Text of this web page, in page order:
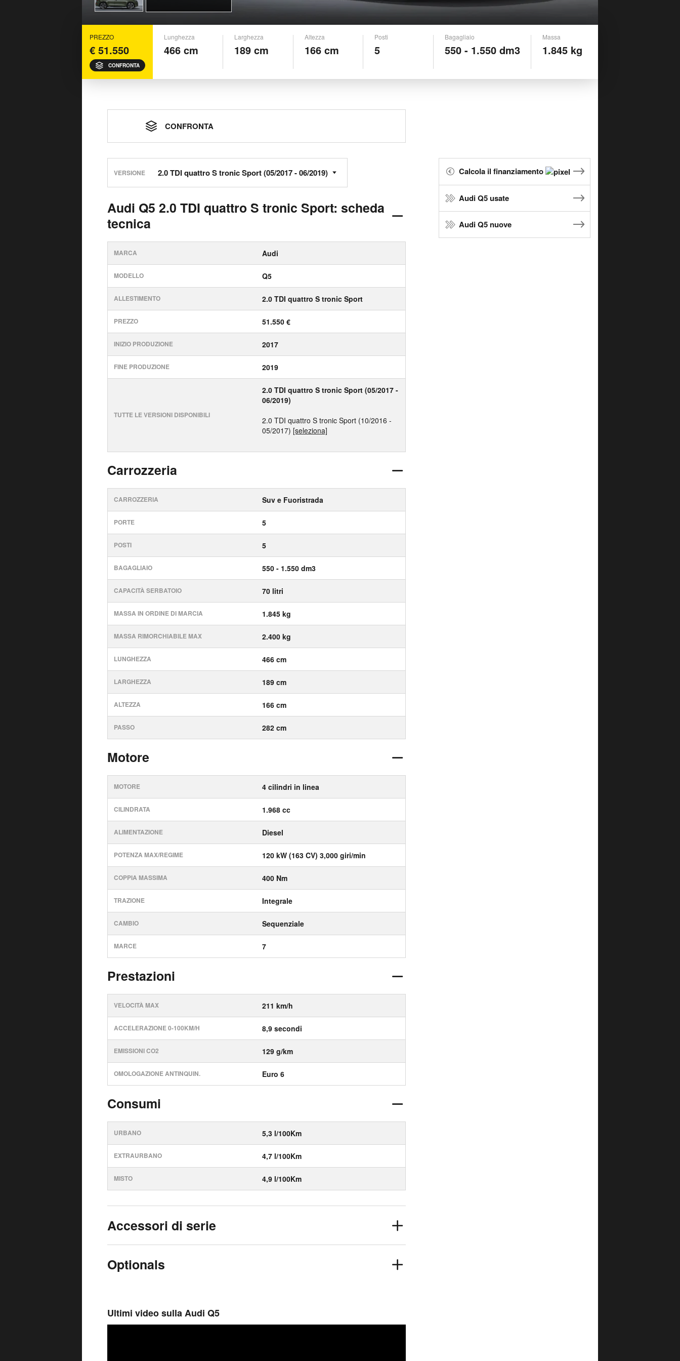
PREZZO
€ 51.550
CONFRONTA
Lunghezza
466 cm
Larghezza
189 cm
Altezza
166 cm
Posti
5
Bagagliaio
550 - 1.550 dm3
Massa
1.845 kg
CONFRONTA
VERSIONE
Audi Q5 2.0 TDI quattro S tronic Sport: scheda
tecnica
MARCA Audi
MODELLO Q5
ALLESTIMENTO 2.0 TDI quattro S tronic Sport
PREZZO 51.550 €
INIZIO PRODUZIONE 2017
FINE PRODUZIONE 2019
TUTTE LE VERSIONI DISPONIBILI
2.0 TDI quattro S tronic Sport (05/2017 -
06/2019)
2.0 TDI quattro S tronic Sport (10/2016 -
05/2017) [seleziona]
Carrozzeria
CARROZZERIA Suv e Fuoristrada
PORTE 5
POSTI 5
BAGAGLIAIO 550 - 1.550 dm3
CAPACITÀ SERBATOIO 70 litri
MASSA IN ORDINE DI MARCIA 1.845 kg
MASSA RIMORCHIABILE MAX 2.400 kg
LUNGHEZZA 466 cm
LARGHEZZA 189 cm
ALTEZZA 166 cm
PASSO 282 cm
Motore
MOTORE 4 cilindri in linea
CILINDRATA 1.968 cc
ALIMENTAZIONE Diesel
POTENZA MAX/REGIME 120 kW (163 CV) 3,000 giri/min
COPPIA MASSIMA 400 Nm
TRAZIONE Integrale
CAMBIO Sequenziale
MARCE 7
Prestazioni
VELOCITÀ MAX 211 km/h
ACCELERAZIONE 0-100KM/H 8,9 secondi
EMISSIONI CO2 129 g/km
OMOLOGAZIONE ANTINQUIN. Euro 6
Consumi
URBANO 5,3 l/100Km
EXTRAURBANO 4,7 l/100Km
MISTO 4,9 l/100Km
Accessori di serie
Optionals
Ultimi video sulla Audi Q5
Calcola il finanziamento
Audi Q5 usate
Audi Q5 nuove